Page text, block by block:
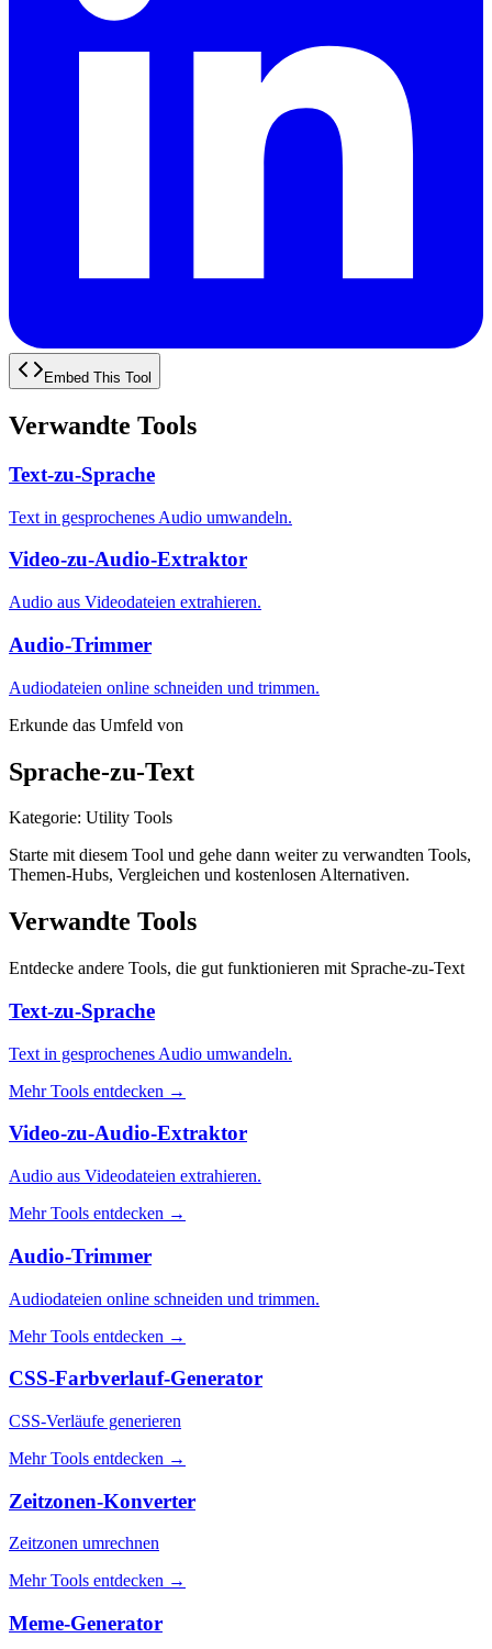
Embed This Tool
Verwandte Tools
Text-zu-Sprache
Text in gesprochenes Audio umwandeln.
Video-zu-Audio-Extraktor
Audio aus Videodateien extrahieren.
Audio-Trimmer
Audiodateien online schneiden und trimmen.
Erkunde das Umfeld von
Sprache-zu-Text
Kategorie: Utility Tools
Starte mit diesem Tool und gehe dann weiter zu verwandten Tools,
Themen-Hubs, Vergleichen und kostenlosen Alternativen.
Verwandte Tools
Entdecke andere Tools, die gut funktionieren mit Sprache-zu-Text
Text-zu-Sprache
Text in gesprochenes Audio umwandeln.
Mehr Tools entdecken →
Video-zu-Audio-Extraktor
Audio aus Videodateien extrahieren.
Mehr Tools entdecken →
Audio-Trimmer
Audiodateien online schneiden und trimmen.
Mehr Tools entdecken →
CSS-Farbverlauf-Generator
CSS-Verläufe generieren
Mehr Tools entdecken →
Zeitzonen-Konverter
Zeitzonen umrechnen
Mehr Tools entdecken →
Meme-Generator